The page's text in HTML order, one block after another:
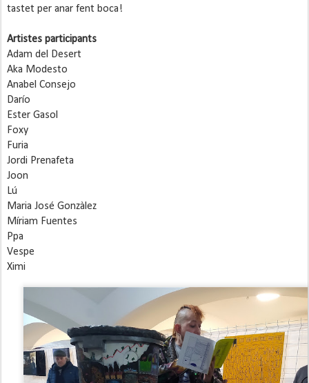
tastet per anar fent boca!
Artistes participants
Adam del Desert
Aka Modesto
Anabel Consejo
Darío
Ester Gasol
Foxy
Furia
Jordi Prenafeta
Joon
Lú
Maria José Gonzàlez
Míriam Fuentes
Ppa
Vespe
Ximi